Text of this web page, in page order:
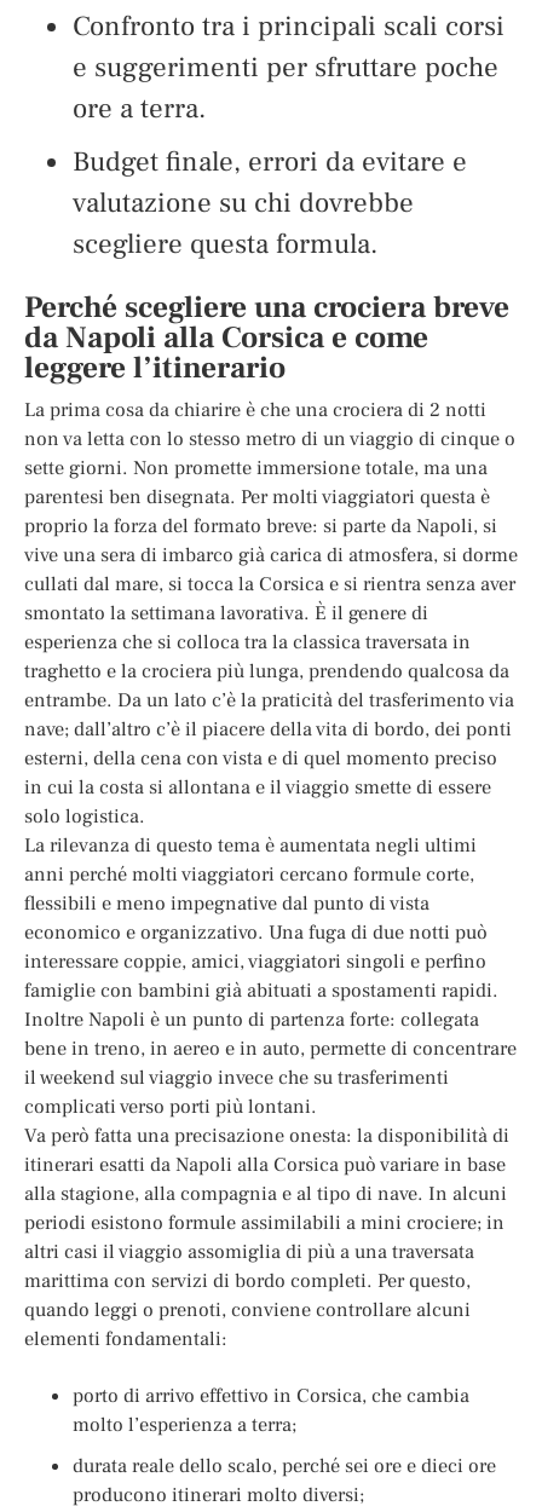
Confronto tra i principali scali corsi
e suggerimenti per sfruttare poche
ore a terra.
Budget finale, errori da evitare e
valutazione su chi dovrebbe
scegliere questa formula.
Perché scegliere una crociera breve
da Napoli alla Corsica e come
leggere l’itinerario
La prima cosa da chiarire è che una crociera di 2 notti
non va letta con lo stesso metro di un viaggio di cinque o
sette giorni. Non promette immersione totale, ma una
parentesi ben disegnata. Per molti viaggiatori questa è
proprio la forza del formato breve: si parte da Napoli, si
vive una sera di imbarco già carica di atmosfera, si dorme
cullati dal mare, si tocca la Corsica e si rientra senza aver
smontato la settimana lavorativa. È il genere di
esperienza che si colloca tra la classica traversata in
traghetto e la crociera più lunga, prendendo qualcosa da
entrambe. Da un lato c’è la praticità del trasferimento via
nave; dall’altro c’è il piacere della vita di bordo, dei ponti
esterni, della cena con vista e di quel momento preciso
in cui la costa si allontana e il viaggio smette di essere
solo logistica.
La rilevanza di questo tema è aumentata negli ultimi
anni perché molti viaggiatori cercano formule corte,
flessibili e meno impegnative dal punto di vista
economico e organizzativo. Una fuga di due notti può
interessare coppie, amici, viaggiatori singoli e perfino
famiglie con bambini già abituati a spostamenti rapidi.
Inoltre Napoli è un punto di partenza forte: collegata
bene in treno, in aereo e in auto, permette di concentrare
il weekend sul viaggio invece che su trasferimenti
complicati verso porti più lontani.
Va però fatta una precisazione onesta: la disponibilità di
itinerari esatti da Napoli alla Corsica può variare in base
alla stagione, alla compagnia e al tipo di nave. In alcuni
periodi esistono formule assimilabili a mini crociere; in
altri casi il viaggio assomiglia di più a una traversata
marittima con servizi di bordo completi. Per questo,
quando leggi o prenoti, conviene controllare alcuni
elementi fondamentali:
porto di arrivo effettivo in Corsica, che cambia
molto l’esperienza a terra;
durata reale dello scalo, perché sei ore e dieci ore
producono itinerari molto diversi;